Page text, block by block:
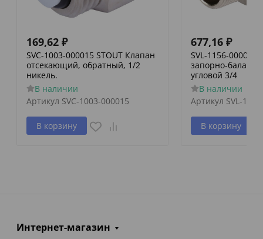
169,62 ₽
SVC-1003-000015 STOUT Клапан
отсекающий, обратный, 1/2
никель.
В наличии
Артикул SVC-1003-000015
В корзину
677,16 ₽
SVL-1156-000020
запорно-
угловой 3/4
В наличии
Артикул SVL-
В корзину
Интернет-магазин